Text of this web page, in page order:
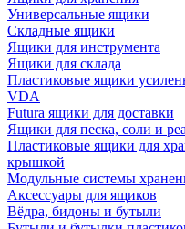
Универсальные ящики
Складные ящики
Ящики для инструмента
Ящики для склада
Пластиковые ящики
VDA
Futura ящики для доставки
Ящики для песка, соли и
Пластиковые ящики для
крышкой
Модульные системы
Аксессуары для ящиков
Вёдра, бидоны и бутыли